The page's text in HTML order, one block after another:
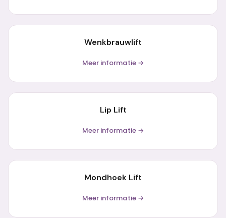
Wenkbrauwlift
Meer informatie →
Lip Lift
Meer informatie →
Mondhoek Lift
Meer informatie →